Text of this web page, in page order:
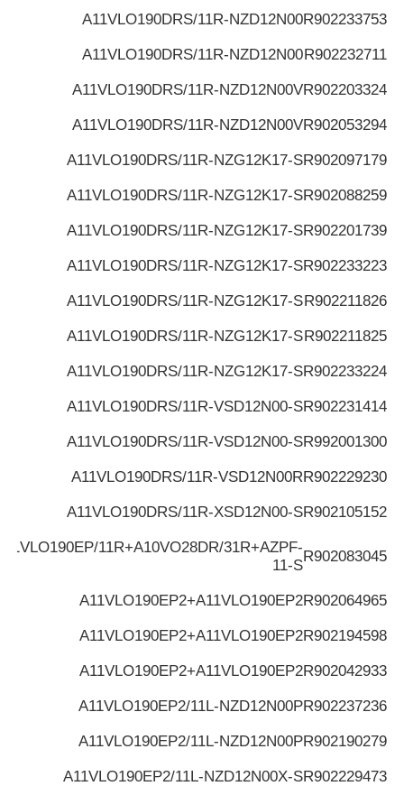
R902233753
A11VLO190DRS/11R-NZD12N00
R902232711
A11VLO190DRS/11R-NZD12N00
R902203324
A11VLO190DRS/11R-NZD12N00V
R902053294
A11VLO190DRS/11R-NZD12N00V
R902097179
A11VLO190DRS/11R-NZG12K17-S
R902088259
A11VLO190DRS/11R-NZG12K17-S
R902201739
A11VLO190DRS/11R-NZG12K17-S
R902233223
A11VLO190DRS/11R-NZG12K17-S
R902211826
A11VLO190DRS/11R-NZG12K17-S
R902211825
A11VLO190DRS/11R-NZG12K17-S
R902233224
A11VLO190DRS/11R-NZG12K17-S
R902231414
A11VLO190DRS/11R-VSD12N00-S
R992001300
A11VLO190DRS/11R-VSD12N00-S
R902229230
A11VLO190DRS/11R-VSD12N00R
R902105152
A11VLO190DRS/11R-XSD12N00-S
R902083045
11R+A10VO28DR/31R+AZPF-
11-S
R902064965
A11VLO190EP2+A11VLO190EP2
R902194598
A11VLO190EP2+A11VLO190EP2
R902042933
A11VLO190EP2+A11VLO190EP2
R902237236
A11VLO190EP2/11L-NZD12N00P
R902190279
A11VLO190EP2/11L-NZD12N00P
R902229473
A11VLO190EP2/11L-NZD12N00X-S